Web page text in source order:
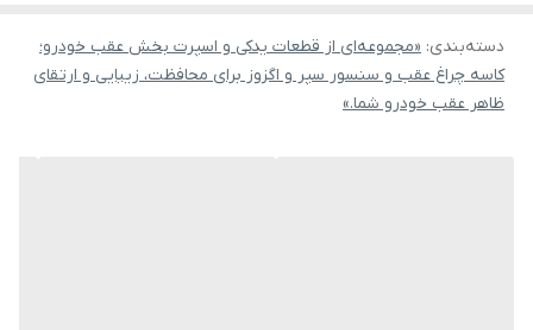
محافظت می کند. این محصول دارای نواری نقره ای و قرمز رنگ روی
دیفیوزر می باشد و دارای زیبایی فوق العاده می باشد.
دسته‌بندی: «مجموعه‌ای از قطعات یدکی و اسپرت بخش عقب خودرو؛
کاسه چراغ عقب و سنسور سپر و اگزوز برای محافظت، زیبایی و ارتقای
ظاهر عقب خودرو شما.»